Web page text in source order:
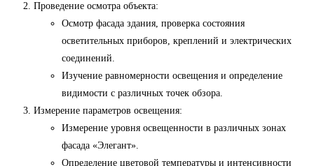
Проведение осмотра объекта:
Осмотр фасада здания, проверка состояния
осветительных приборов, креплений и электрических
соединений.
Изучение равномерности освещения и определение
видимости с различных точек обзора.
Измерение параметров освещения:
Измерение уровня освещенности в различных зонах
фасада «Элегант».
Определение цветовой температуры и интенсивности